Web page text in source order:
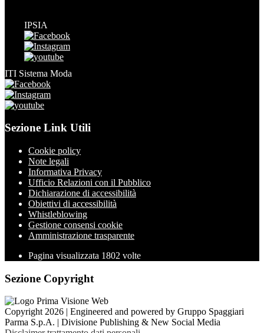
IPSIA
ITI Sistema Moda
Sezione Link Utili
Cookie policy
Note legali
Informativa Privacy
Ufficio Relazioni con il Pubblico
Dichiarazione di accessibilità
Obiettivi di accessibilità
Whistleblowing
Gestione consensi cookie
Amministrazione trasparente
Pagina visualizzata 1802 volte
Sezione Copyright
Copyright 2026 | Engineered and powered by Gruppo Spaggiari
Parma S.p.A. | Divisione Publishing & New Social Media